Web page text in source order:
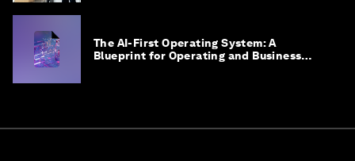
The AI-First Operating System: A
Blueprint for Operating and Business